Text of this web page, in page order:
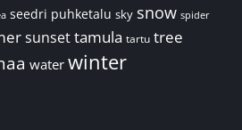
seedri puhketalu sky snow spider
sunsettamula tartu tree
water winter